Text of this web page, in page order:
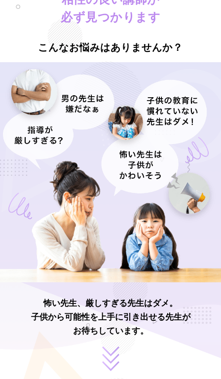
必ず見つかります
こんなお悩みはありませんか？
怖い先生、厳しすぎる先生はダメ。
子供から可能性を上手に引き出せる先生が
お待ちしています。